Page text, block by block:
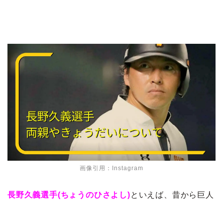
画像引用：Instagram
長野久義選手(ちょうのひさよし)といえば、昔から巨人